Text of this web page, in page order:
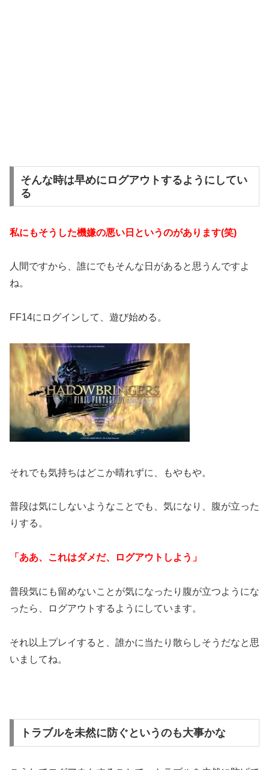
そんな時は早めにログアウトするようにしてい
る
私にもそうした機嫌の悪い日というのがあります(笑)
人間ですから、誰にでもそんな日があると思うんですよ
ね。
FF14にログインして、遊び始める。
それでも気持ちはどこか晴れずに、もやもや。
普段は気にしないようなことでも、気になり、腹が立った
りする。
「ああ、これはダメだ、ログアウトしよう」
普段気にも留めないことが気になったり腹が立つようにな
ったら、ログアウトするようにしています。
それ以上プレイすると、誰かに当たり散らしそうだなと思
いましてね。
トラブルを未然に防ぐというのも大事かな